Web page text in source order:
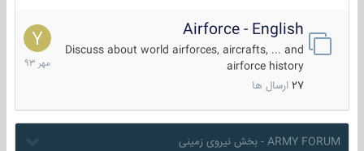
Airforce - English
Discuss about world airforces, aircrafts, ... and
airforce history
27 ارسال ها
15
مهر
1393
ARMY FORUM - بخش نیروی زمینی